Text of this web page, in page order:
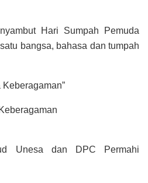
Hari Sumpah Pemuda
bangsa, bahasa dan tumpah
Unesa dan DPC Permahi